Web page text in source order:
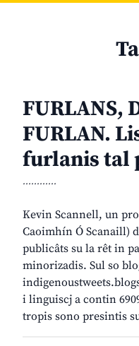
FURLANS,
FURLAN.
furlanis tal
............
Kevin Scannell, un
Caoimhín Ó Scanaill)
publicâts su la rêt in
minorizadis. Sul so
i linguiscj a contin
tropis sono presintis